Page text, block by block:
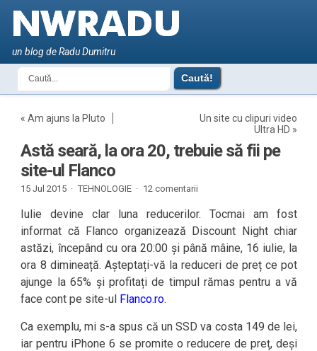
un blog de Radu Dumitru
«Am ajuns la Pluto
Un site cu clipuri video
Ultra HD »
Astă seară, la ora 20, trebuie să fii pe
site-ul Flanco
15 Jul 2015 · TEHNOLOGIE · 12 comentarii
Iulie devine clar luna reducerilor. Tocmai am fost
informat că Flanco organizează Discount Night chiar
astăzi, începând cu ora 20:00 și până mâine, 16 iulie, la
ora 8 dimineață. Așteptați-vă la reduceri de preț ce pot
ajunge la 65% și profitați de timpul rămas pentru a vă
face cont pe site-ul Flanco.ro.
Ca exemplu, mi s-a spus că un SSD va costa 149 de lei,
iar pentru iPhone 6 se promite o reducere de preț, deși